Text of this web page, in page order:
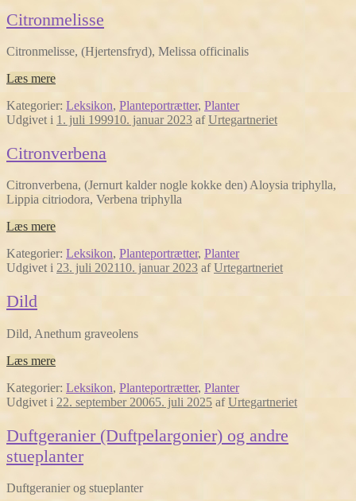
Citronmelisse
Citronmelisse, (Hjertensfryd), Melissa officinalis
Læs mere
Kategorier: Leksikon, Planteportrætter, Planter
Udgivet i 1. juli 199910. januar 2023 afUrtegartneriet
Citronverbena
Citronverbena, (Jernurt kalder nogle kokke den) Aloysia triphylla,
Lippia citriodora, Verbena triphylla
Læs mere
Kategorier: Leksikon, Planteportrætter, Planter
Udgivet i 23. juli 202110. januar 2023 afUrtegartneriet
Dild
Dild, Anethum graveolens
Læs mere
Kategorier: Leksikon, Planteportrætter, Planter
Udgivet i 22. september 20065. juli 2025 afUrtegartneriet
Duftgeranier (Duftpelargonier) og andre
stueplanter
Duftgeranier og stueplanter